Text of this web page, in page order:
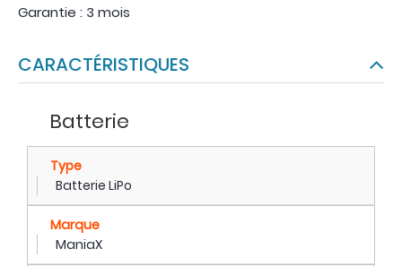
Garantie : 3 mois
CARACTÉRISTIQUES
Batterie
Type
Batterie LiPo
Marque
ManiaX